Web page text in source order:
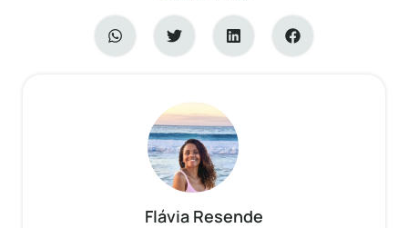
Flávia Resende